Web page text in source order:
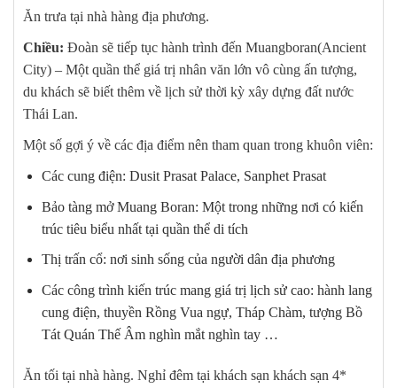
Ăn trưa tại nhà hàng địa phương.
Chiều: Đoàn sẽ tiếp tục hành trình đến Muangboran(Ancient
City) – Một quần thể giá trị nhân văn lớn vô cùng ấn tượng,
du khách sẽ biết thêm về lịch sử thời kỳ xây dựng đất nước
Thái Lan.
Một số gợi ý về các địa điểm nên tham quan trong khuôn viên:
Các cung điện: Dusit Prasat Palace, Sanphet Prasat
Bảo tàng mở Muang Boran: Một trong những nơi có kiến
trúc tiêu biểu nhất tại quần thể di tích
Thị trấn cổ: nơi sinh sống của người dân địa phương
Các công trình kiến trúc mang giá trị lịch sử cao: hành lang
cung điện, thuyền Rồng Vua ngự, Tháp Chàm, tượng Bồ
Tát Quán Thế Âm nghìn mắt nghìn tay …
Ăn tối tại nhà hàng. Nghỉ đêm tại khách sạn khách sạn 4*